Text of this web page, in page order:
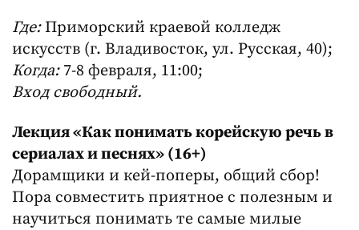
Где:Приморский краевой колледж
искусств (г. Владивосток, ул. Русская, 40);
Когда:7-8 февраля, 11:00;
Вход свободный.
Лекция «Как понимать корейскую речь в
сериалах и песнях» (16+)
Дорамщики и кей-поперы, общий сбор!
Пора совместить приятное с полезным и
научиться понимать те самые милые